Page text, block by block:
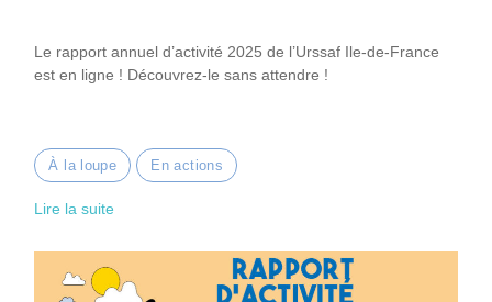
Le rapport annuel d’activité 2025 de l’Urssaf Ile-de-France
est en ligne ! Découvrez-le sans attendre !
À la loupe En actions
Lire la suite